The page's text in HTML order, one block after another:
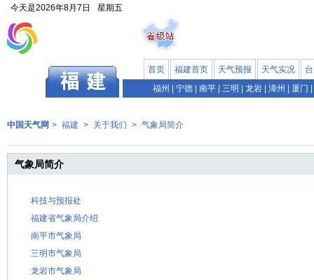
今天是2026年8月7日 星期五
首页 福建首页 天气预报 天气实况
福州
宁德 南平 三明 龙岩 漳州 厦门
中国天气网 > 福建 > 关于我们 > 气象局简介
气象局简介
科技与预报处
福建省气象局介绍
南平市气象局
三明市气象局
龙岩市气象局